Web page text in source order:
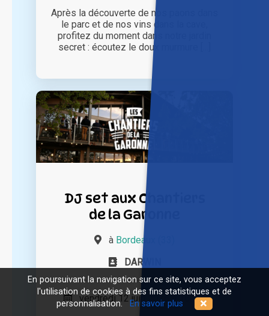
Après la découverte de nos paons dans
le parc et de nos vins dans la cave,
profitez du moment dans notre jardin
secret : écoutez le doux murmure [...]
DJ set aux Chantiers
de la Garonne
à Bordeaux (33)
DARWIN
vendredi 12 juin 2026 à 16h00
En poursuivant la navigation sur ce site, vous acceptez
l'utilisation de cookies à des fins statistiques et de
personnalisation. En savoir plus